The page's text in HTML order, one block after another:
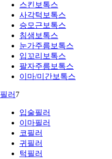
스킨보톡스
사각턱보톡스
승모근보톡스
침샘보톡스
눈가주름보톡스
입꼬리보톡스
팔자주름보톡스
이마/미간보톡스
필러 7
입술필러
이마필러
코필러
귀필러
턱필러